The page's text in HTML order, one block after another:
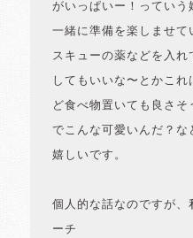
がいっぱいー！っていう
一緒に準備を楽しませ
スキューの薬などを入
してもいいな〜とかこ
ど食べ物置いても良さ
でこんな可愛いんだ？な
嬉しいです。
個人的な話なのですが
ーチ